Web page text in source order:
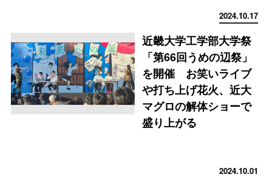
2024.10.17
近畿大学工学部大学祭
「第66回うめの辺祭」
を開催 お笑いライブ
や打ち上げ花火、近大
マグロの解体ショーで
盛り上がる
2024.10.01